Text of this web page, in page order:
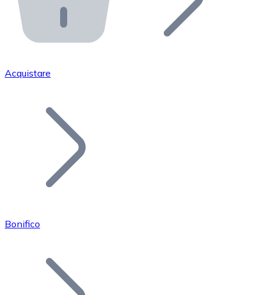
API Bitnovo
Integra la nostra API nel tuo ecosistema.
Unisciti alla nostra rete di rivenditori e
Aggiungi il token del tuo progetto al nostro servizio di
Bitcoin
Acquistare
Bonifico